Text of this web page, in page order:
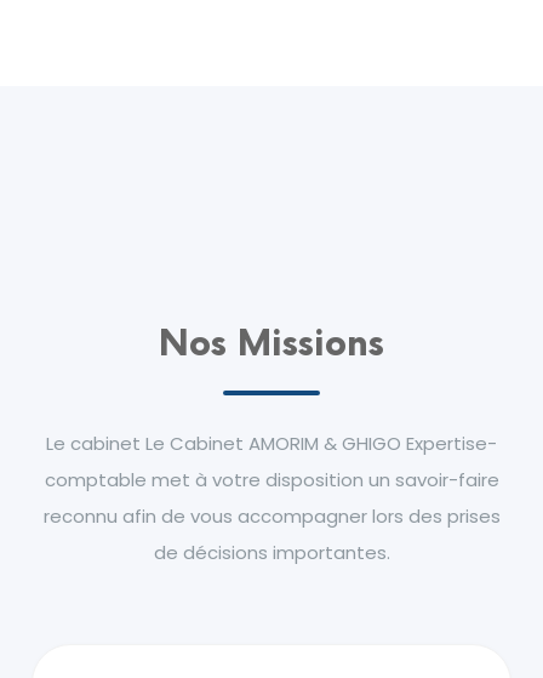
Nos Missions
Le cabinet Le Cabinet AMORIM & GHIGO Expertise-
comptable met à votre disposition un savoir-faire
reconnu afin de vous accompagner lors des prises
de décisions importantes.